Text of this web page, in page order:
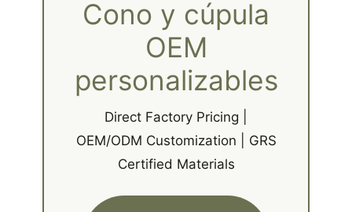
Cono y cúpula
OEM
personalizables
Direct Factory Pricing |
OEM/ODM Customization | GRS
Certified Materials